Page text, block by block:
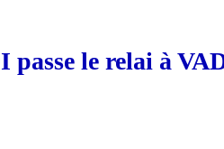
passe le relai à